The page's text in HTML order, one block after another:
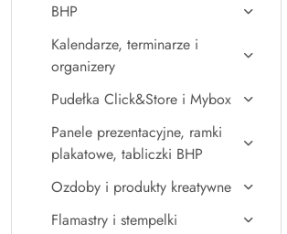
BHP
Kalendarze, terminarze i
organizery
Pudełka Click&Store i Mybox
Panele prezentacyjne, ramki
plakatowe, tabliczki BHP
Ozdoby i produkty kreatywne
Flamastry i stempelki